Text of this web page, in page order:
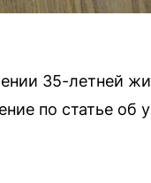
35-летней
по статье об